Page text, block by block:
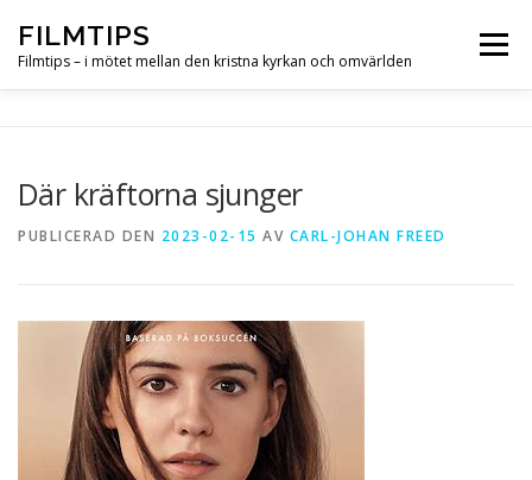
innehåll
FILMTIPS
Filmtips – i mötet mellan den kristna kyrkan och omvärlden
Meny
Där kräftorna sjunger
PUBLICERAD DEN 2023-02-15 AV CARL-JOHAN FREED